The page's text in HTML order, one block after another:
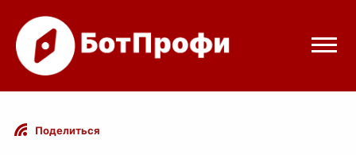
Режимы бота
Поделиться